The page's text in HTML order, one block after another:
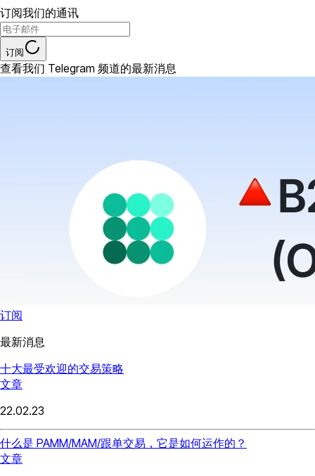
订阅我们的通讯
订阅
查看我们 Telegram 频道的最新消息
订阅
最新消息
十大最受欢迎的交易策略
文章
22.02.23
什么是 PAMM/MAM/跟单交易，它是如何运作的？
文章